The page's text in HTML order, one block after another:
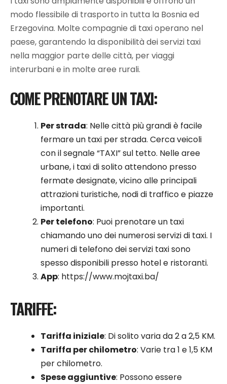
modo flessibile di trasporto in tutta la Bosnia ed
Erzegovina. Molte compagnie di taxi operano nel
paese, garantendo la disponibilità dei servizi taxi
nella maggior parte delle città, per viaggi
interurbani e in molte aree rurali.
COME PRENOTARE UN TAXI:
Per strada: Nelle città più grandi è facile
fermare un taxi per strada. Cerca veicoli
con il segnale “TAXI” sul tetto. Nelle aree
urbane, i taxi di solito attendono presso
fermate designate, vicino alle principali
attrazioni turistiche, nodi di traffico e piazze
importanti.
Per telefono: Puoi prenotare un taxi
chiamando uno dei numerosi servizi di taxi. I
numeri di telefono dei servizi taxi sono
spesso disponibili presso hotel e ristoranti.
App: https://www.mojtaxi.ba/
TARIFFE:
Tariffa iniziale: Di solito varia da 2 a 2,5 KM.
Tariffa per chilometro: Varie tra 1 e 1,5 KM
per chilometro.
Spese aggiuntive: Possono essere